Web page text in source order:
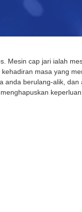
Mesin cap jari ialah
masa yang
anda berulang-alik, dan